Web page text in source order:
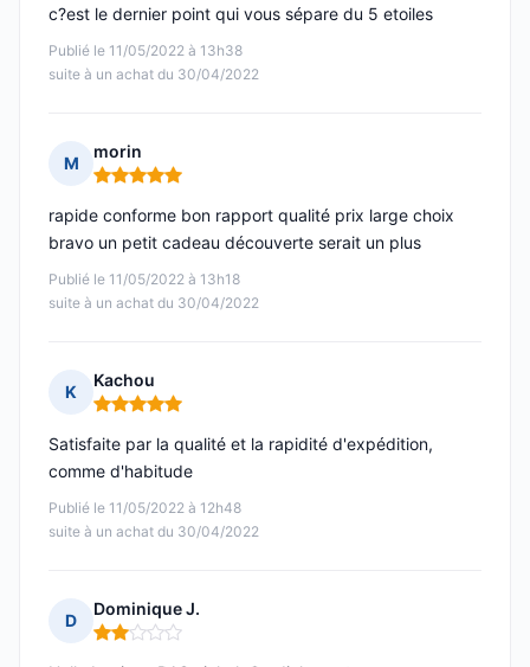
Publié le 11/05/2022 à 13h38
suite à un achat du 30/04/2022
c?est le dernier point qui vous sépare du 5 etoiles
M
morin
Note : 5 sur 5
Publié le 11/05/2022 à 13h18
suite à un achat du 30/04/2022
rapide conforme bon rapport qualité prix large choix
bravo un petit cadeau découverte serait un plus
K
Kachou
Note : 5 sur 5
Publié le 11/05/2022 à 12h48
suite à un achat du 30/04/2022
Satisfaite par la qualité et la rapidité d'expédition,
comme d'habitude
D
Dominique J.
Note : 2 sur 5